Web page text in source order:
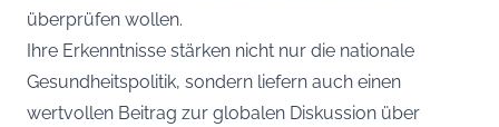
überprüfen wollen.
Ihre Erkenntnisse stärken nicht nur die nationale
Gesundheitspolitik, sondern liefern auch einen
wertvollen Beitrag zur globalen Diskussion über